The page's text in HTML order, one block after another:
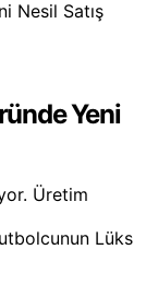
Yeni
Üretim